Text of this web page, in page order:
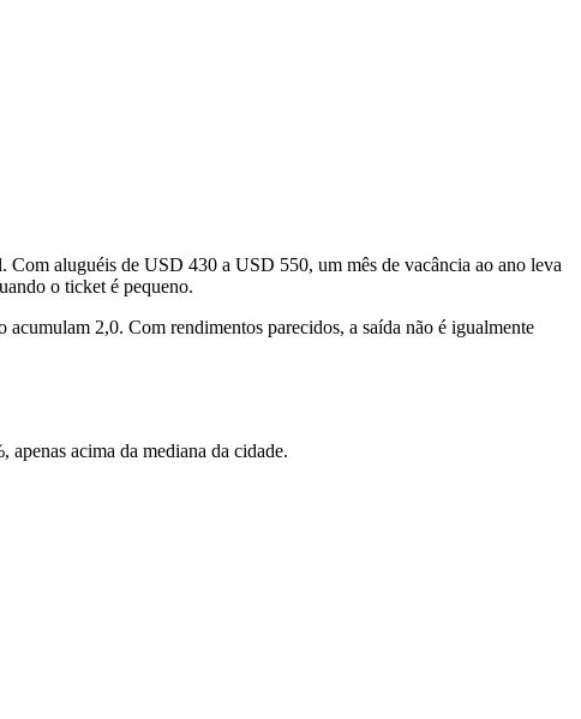
Com aluguéis de USD 430 a USD 550, um mês de vacância ao ano leva
o ticket é pequeno.
2,0. Com rendimentos parecidos, a saída não é igualmente
acima da mediana da cidade.